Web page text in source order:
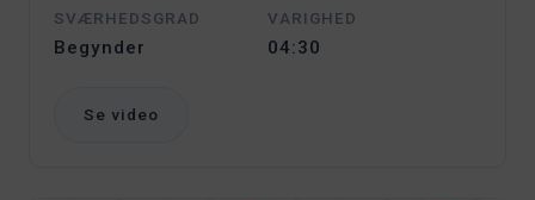
SVÆRHEDSGRAD
Begynder
VARIGHED
04:30
Se video